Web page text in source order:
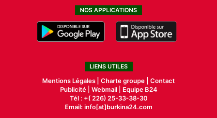
NOS APPLICATIONS
LIENS UTILES
Mentions Légales | Charte groupe | Contact
Publicité| Webmail |
Equipe B24
Tél : +( 226) 25-33-38-30
Email: info[at]burkina24.com